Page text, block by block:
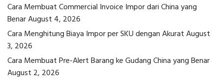
Cara Membuat Commercial Invoice Impor dari China yang
BenarAugust 4, 2026
Cara Menghitung Biaya Impor per SKU dengan AkuratAugust
3, 2026
Cara Membuat Pre-Alert Barang ke Gudang China yang Benar
August 2, 2026